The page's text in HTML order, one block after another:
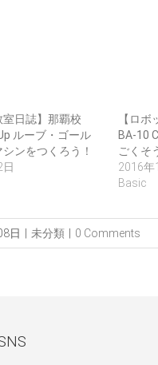
室日誌】那覇校
ルーブ・ゴール
シンをつくろう！
【ロ
BA-10
ごくそ
2016年
Basic
日 未分類 0 Comments